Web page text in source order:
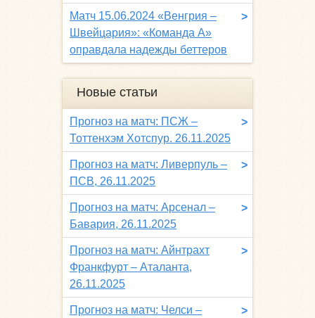
>
Матч 15.06.2024 «Венгрия –
Швейцария»: «Команда A»
оправдала надежды беттеров
Новые статьи
>
Прогноз на матч: ПСЖ –
Тоттенхэм Хотспур. 26.11.2025
>
Прогноз на матч: Ливерпуль –
ПСВ, 26.11.2025
>
Прогноз на матч: Арсенал –
Бавария, 26.11.2025
>
Прогноз на матч: Айнтрахт
Франкфурт – Аталанта,
26.11.2025
>
Прогноз на матч: Челси –